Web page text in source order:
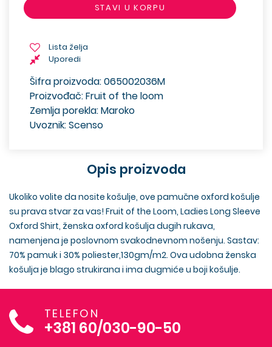
STAVI U KORPU
Lista želja
Uporedi
Šifra proizvoda: 065002036M
Proizvođač: Fruit of the loom
Zemlja porekla: Maroko
Uvoznik: Scenso
Opis proizvoda
Ukoliko volite da nosite košulje, ove pamučne oxford košulje
su prava stvar za vas! Fruit of the Loom, Ladies Long Sleeve
Oxford Shirt, ženska oxford košulja dugih rukava,
namenjena je poslovnom svakodnevnom nošenju. Sastav:
70% pamuk i 30% poliester,130gm/m2. Ova udobna ženska
košulja je blago strukirana i ima dugmiće u boji košulje.
TELEFON
+381 60/030-90-50